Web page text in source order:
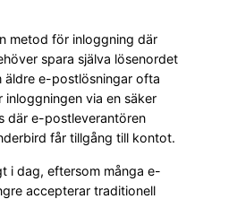
metod för inloggning där
spara själva lösenordet
äldre e-postlösningar ofta
inloggningen via en säker
där e-postleverantören
får tillgång till kontot.
i dag, eftersom många e-
accepterar traditionell